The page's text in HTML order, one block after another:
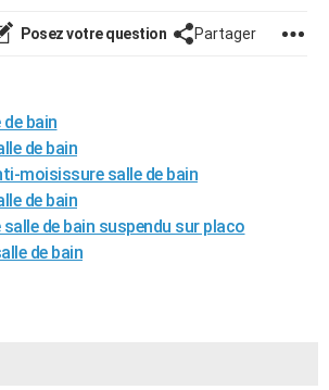
Posez votre question Partager
bain
de bain
moisissure salle de bain
de bain
salle de bain suspendu sur placo
de bain